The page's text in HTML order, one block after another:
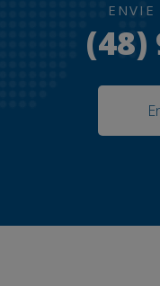
ENVIE
(48)